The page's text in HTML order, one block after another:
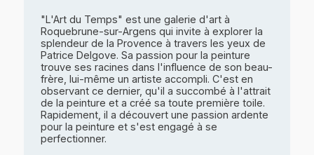
"L'Art du Temps" est une galerie d'art à
Roquebrune-sur-Argens qui invite à explorer la
splendeur de la Provence à travers les yeux de
Patrice Delgove. Sa passion pour la peinture
trouve ses racines dans l'influence de son beau-
frère, lui-même un artiste accompli. C'est en
observant ce dernier, qu'il a succombé à l'attrait
de la peinture et a créé sa toute première toile.
Rapidement, il a découvert une passion ardente
pour la peinture et s'est engagé à se
perfectionner.